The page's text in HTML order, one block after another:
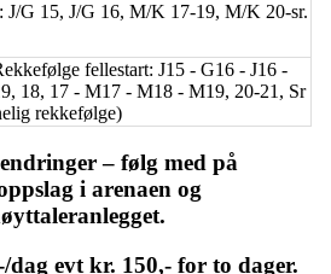
J/G 15, J/G 16, M/K 17-19, M/K 20-sr.
fellestart: J15 - G16 - J16 -
18, 17 - M17 - M18 - M19, 20-21, Sr
rekkefølge)
– følg med på
i arenaen og
evt kr. 150,- for to dager.